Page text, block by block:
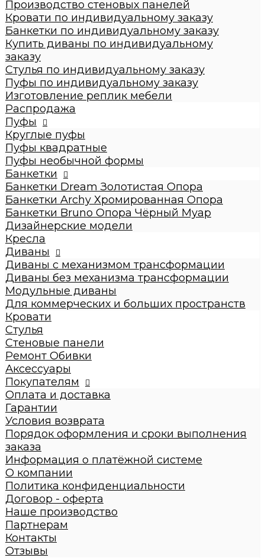
Купить диваны по индивидуальному заказу
Стулья по индивидуальному заказу
Пуфы по индивидуальному заказу
Пуфы
Круглые пуфы
Большие 60x60x50см
Средние 43x43x45см
Малые круглые 35x35x42см
Пуфы квадратные
Dream
Archy
Другие модели (с принтом, букле,
антивандальные, кожзам и т.п.)
Пуфы необычной формы
Банкетки
Банкетки Dream Золотистая Опора
Банкетки Archy Хромированная Опора
Банкетки Bruno Опора Чёрный Муар
Дизайнерские модели
Кресла
Диваны
Диваны с механизмом трансформации
Диваны без механизма трансформации
Модульные диваны
Для коммерческих и больших пространств
Кровати
Детские кровати
Кровати взрослые
Стулья
Стеновые панели
Ремонт Обивки
Галерея
Производство стеновых панелей
Кровати по индивидуальному заказу
Банкетки по индивидуальному заказу
Купить диваны по индивидуальному
заказу
Стулья по индивидуальному заказу
Пуфы по индивидуальному заказу
Изготовление реплик мебели
Распродажа
Пуфы
Круглые пуфы
Пуфы квадратные
Пуфы необычной формы
Банкетки
Банкетки Dream Золотистая Опора
Банкетки Archy Хромированная Опора
Банкетки Bruno Опора Чёрный Муар
Дизайнерские модели
Кресла
Диваны
Диваны с механизмом трансформации
Диваны без механизма трансформации
Модульные диваны
Для коммерческих и больших пространств
Кровати
Стулья
Стеновые панели
Ремонт Обивки
Аксессуары
Покупателям
Оплата и доставка
Гарантии
Условия возврата
Порядок оформления и сроки выполнения
заказа
Информация о платёжной системе
О компании
Политика конфиденциальности
Договор - оферта
Наше производство
Партнерам
Контакты
Отзывы